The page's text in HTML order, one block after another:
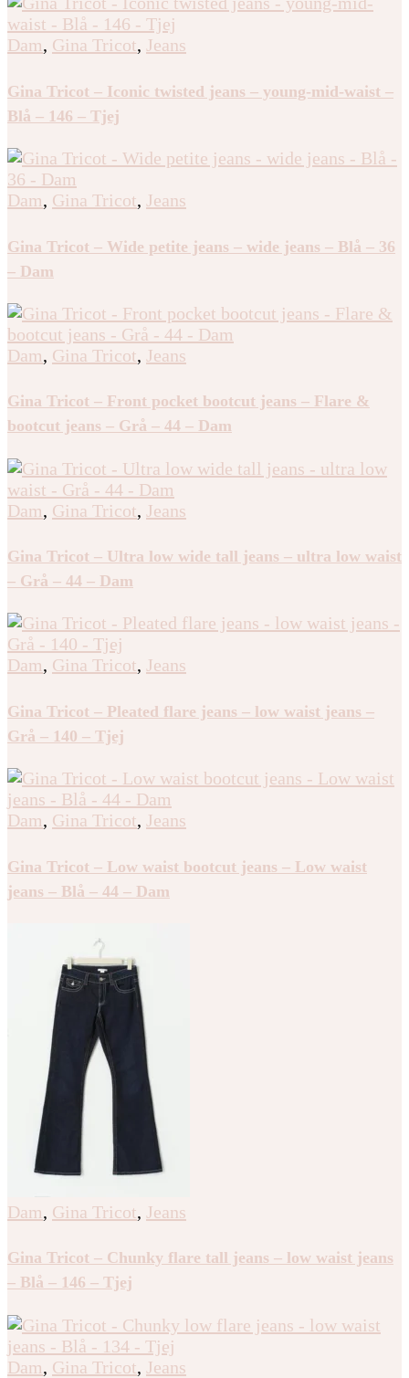
Dam, Gina Tricot, Jeans
Gina Tricot – Iconic twisted jeans – young-mid-waist –
Blå – 146 – Tjej
Dam, Gina Tricot, Jeans
Gina Tricot – Wide petite jeans – wide jeans – Blå – 36
– Dam
Dam, Gina Tricot, Jeans
Gina Tricot – Front pocket bootcut jeans – Flare &
bootcut jeans – Grå – 44 – Dam
Dam, Gina Tricot, Jeans
Gina Tricot – Ultra low wide tall jeans – ultra low waist
– Grå – 44 – Dam
Dam, Gina Tricot, Jeans
Gina Tricot – Pleated flare jeans – low waist jeans –
Grå – 140 – Tjej
Dam, Gina Tricot, Jeans
Gina Tricot – Low waist bootcut jeans – Low waist
jeans – Blå – 44 – Dam
Dam, Gina Tricot, Jeans
Gina Tricot – Chunky flare tall jeans – low waist jeans
– Blå – 146 – Tjej
Dam, Gina Tricot, Jeans